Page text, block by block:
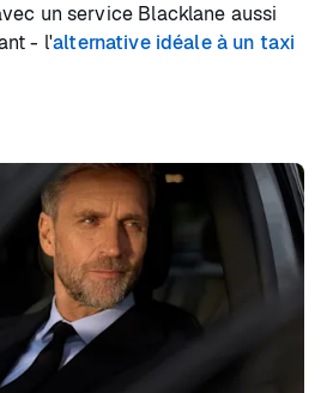
un service Blacklane aussi
- l'alternative idéale à un taxi